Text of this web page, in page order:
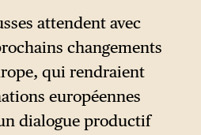
saxon — perçu
historique —
plus
attendent avec
changements
qui rendraient
européennes
dialogue productif